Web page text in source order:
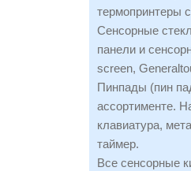
термопринтеры
Сенсорные
панели и
screen,
Пинпады (пин
ассортименте.
клавиатура,
таймер.
Все сенсорные